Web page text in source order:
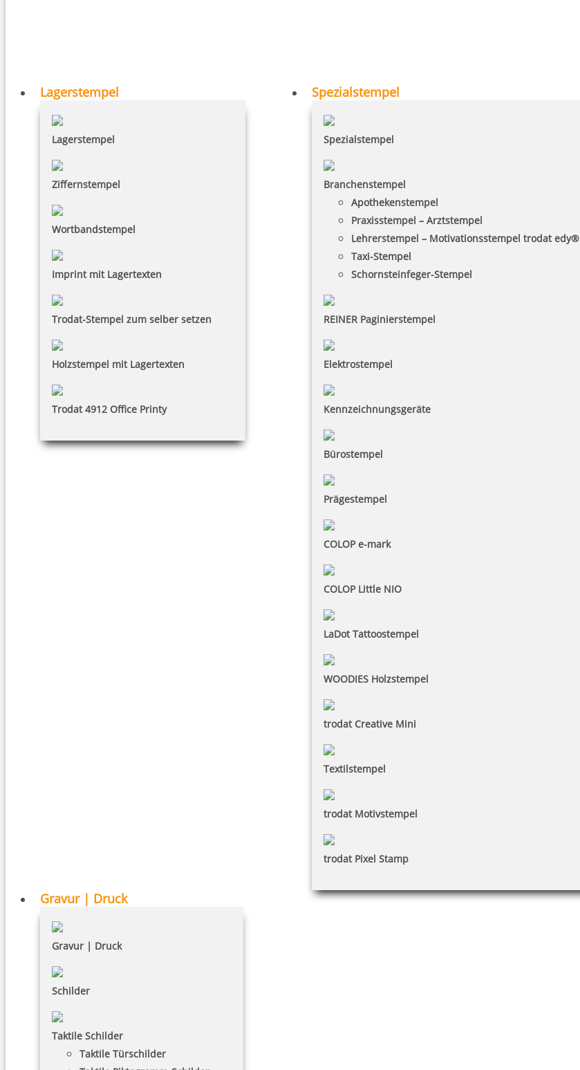
Lagerstempel
Lagerstempel
Ziffernstempel
Wortbandstempel
Imprint mit Lagertexten
Trodat-Stempel zum selber setzen
Holzstempel mit Lagertexten
Trodat 4912 Office Printy
Spezialstempel
Spezialstempel
Branchenstempel
Apothekenstempel
Praxisstempel – Arztstempel
Lehrerstempel – Motivationsstempel trodat edy®
Taxi-Stempel
Schornsteinfeger-Stempel
REINER Paginierstempel
Elektrostempel
Kennzeichnungsgeräte
Bürostempel
Prägestempel
COLOP e-mark
COLOP Little NIO
LaDot Tattoostempel
WOODIES Holzstempel
trodat Creative Mini
Textilstempel
trodat Motivstempel
trodat Pixel Stamp
Gravur | Druck
Gravur | Druck
Schilder
Taktile Schilder
Taktile Türschilder